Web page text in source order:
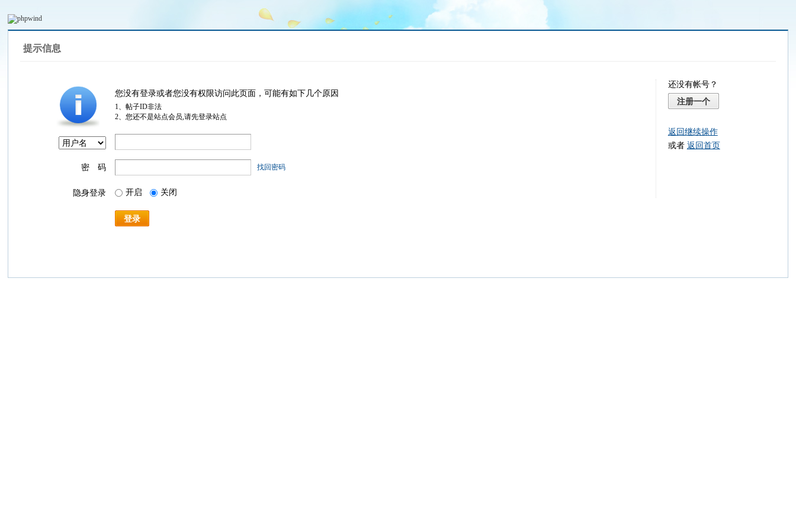
提示信息
您没有登录或者您没有权限访问此页面，可能有如下几个原因
1、帖子ID非法
2、您还不是站点会员,请先登录站点
密 码 找回密码
隐身登录 开启 关闭
登录
还没有帐号？
注册一个
返回继续操作
或者 返回首页